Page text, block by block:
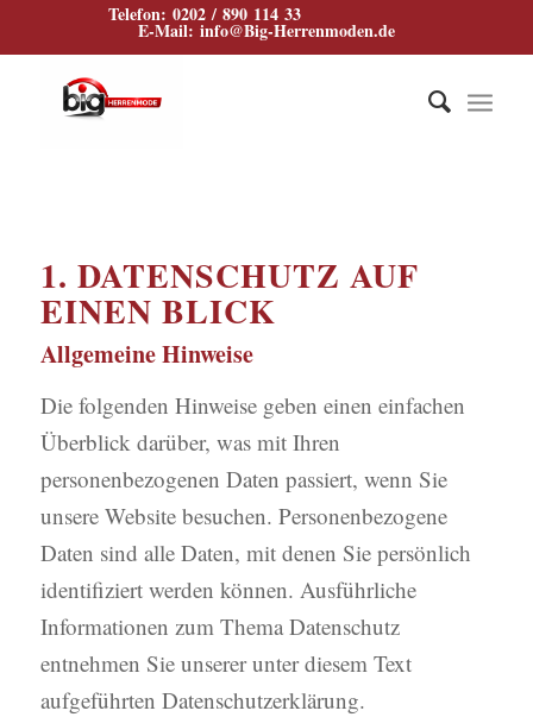
Telefon: 0202 / 890 114 33
E‑Mail: info@Big‑Herrenmoden.de
1. DATENSCHUTZ AUF
EINEN BLICK
Allgemeine Hinweise
Die folgenden Hinweise geben einen einfachen
Überblick darüber, was mit Ihren
personenbezogenen Daten passiert, wenn Sie
unsere Website besuchen. Personenbezogene
Daten sind alle Daten, mit denen Sie persönlich
identifiziert werden können. Ausführliche
Informationen zum Thema Datenschutz
entnehmen Sie unserer unter diesem Text
aufgeführten Datenschutzerklärung.